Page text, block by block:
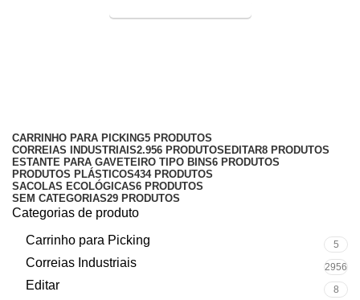
CARRINHO PARA PICKING5 PRODUTOS
CORREIAS INDUSTRIAIS2.956 PRODUTOS EDITAR8 PRODUTOS
ESTANTE PARA GAVETEIRO TIPO BINS6 PRODUTOS
PRODUTOS PLÁSTICOS434 PRODUTOS
SACOLAS ECOLÓGICAS6 PRODUTOS
SEM CATEGORIAS29 PRODUTOS
Categorias de produto
Carrinho para Picking
5
Correias Industriais 2956
Editar 8